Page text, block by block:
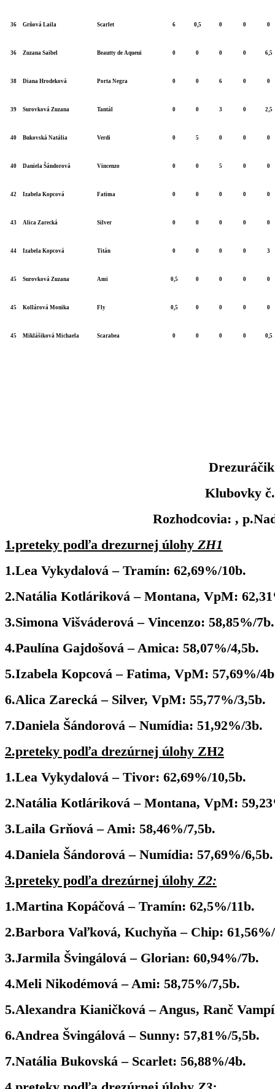
36 Grňová Laila Scarlet 6 0,5 0 0 0
36 Zuzana Saibel Beautty de Aqueui 0 0 0 0 6,5
38 Diana Hrodeková Porta Negra 0 0 6 0 0
39 Surovková Zuzana Tantál 0 0 3 0 2,5
40 Bukovská Natália Verdi 0 5 0 0 0
40 Daniela Šándorová Vincenzo 0 0 5 0 0
42 Izabela Kopcová Fatima 0 0 0 0 0
43 Alica Zarecká Silver 0 0 0 0 0
44 Izabela Kopcová Titán 0 0 0 0 3
45 Surovková Zuzana Ami 0,5 0 0 0 0
45 Kollárová Monika Fly 0,5 0 0 0 0
45 Miklášiková Michaela Scarabea 0 0 0 0 0,5
Klubovky
Rozhodcovia: ,
1.preteky podľa drezurnej úlohy ZH1
1.Lea Vykydalová – Tramín: 62,69%/10b.
2.Natália Kotláriková – Montana, VpM:
3.Simona Višváderová – Vincenzo: 58,85%/7b.
4.Paulína Gajdošová – Amica: 58,07%/4,5b.
5.Izabela Kopcová – Fatima, VpM: 57,69%/
6.Alica Zarecká – Silver, VpM: 55,77%/3,5b.
7.Daniela Šándorová – Numídia: 51,92%/3b.
2.preteky podľa drezúrnej úlohy ZH2
1.Lea Vykydalová – Tivor: 62,69%/10,5b.
2.Natália Kotláriková – Montana, VpM:
3.Laila Grňová – Ami: 58,46%/7,5b.
4.Daniela Šándorová – Numídia: 57,69%/6,5b.
3.preteky podľa drezúrnej úlohy Z2:
1.Martina Kopáčová – Tramín: 62,5%/11b.
2.Barbora Vaľková, Kuchyňa – Chip:
3.Jarmila Švingálová – Glorian: 60,94%/7b.
4.Meli Nikodémová – Ami: 58,75%/7,5b.
5.Alexandra Kianičková – Angus, Ranč
6.Andrea Švingálová – Sunny: 57,81%/5,5b.
7.Natália Bukovská – Scarlet: 56,88%/4b.